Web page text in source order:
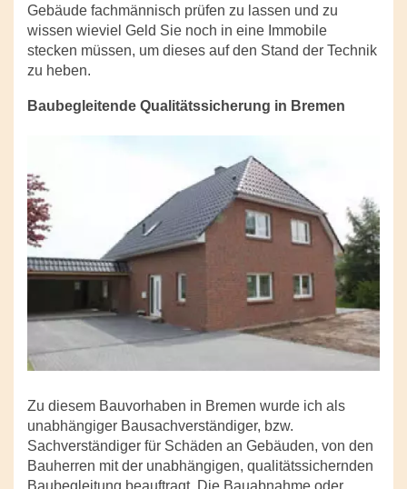
Gebäude fachmännisch prüfen zu lassen und zu
wissen wieviel Geld Sie noch in eine Immobile
stecken müssen, um dieses auf den Stand der Technik
zu heben.
Baubegleitende Qualitätssicherung in Bremen
Zu diesem Bauvorhaben in Bremen wurde ich als
unabhängiger Bausachverständiger, bzw.
Sachverständiger für Schäden an Gebäuden, von den
Bauherren mit der unabhängigen, qualitätssichernden
Baubegleitung beauftragt. Die Bauabnahme oder